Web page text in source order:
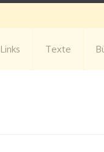
Links Texte